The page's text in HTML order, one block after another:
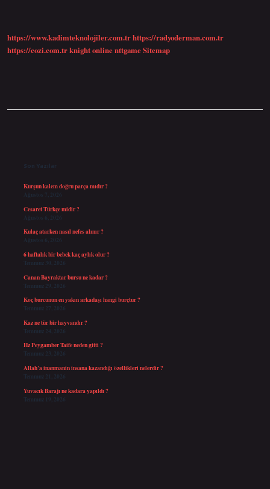
https://www.kadimteknolojiler.com.trhttps://radyoderman.com.tr
https://cozi.com.trknight onlinenttgameSitemap
Son Yazılar
Kurşun kalem doğru parça mıdır ?
Ağustos 7, 2026
Cesaret Türkçe midir ?
Ağustos 6, 2026
Kulaç atarken nasıl nefes alınır ?
Ağustos 6, 2026
6 haftalık bir bebek kaç aylık olur ?
Temmuz 30, 2026
Canan Bayraktar bursu ne kadar ?
Temmuz 29, 2026
Koç burcunun en yakın arkadaşı hangi burçtur ?
Temmuz 27, 2026
Kaz ne tür bir hayvandır ?
Temmuz 24, 2026
Hz Peygamber Taife neden gitti ?
Temmuz 23, 2026
Allah’a inanmanin insana kazandığı özellikleri nelerdir ?
Temmuz 21, 2026
Yuvacık Barajı ne kadara yapıldı ?
Temmuz 19, 2026